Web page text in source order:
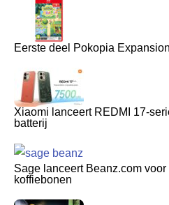
Eerste deel Pokopia
Xiaomi lanceert REDMI 17-
batterij
Sage lanceert Beanz.com
koffiebonen